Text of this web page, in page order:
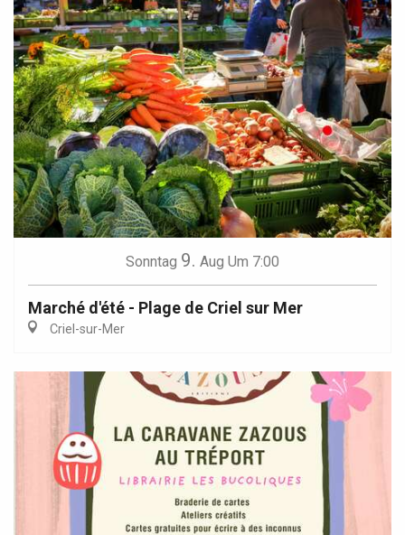
Sonntag 9. Aug Um 7:00
Marché d'été - Plage de Criel sur Mer
Criel-sur-Mer